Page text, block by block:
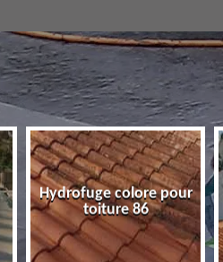
Hydrofuge colore pour
toiture 86